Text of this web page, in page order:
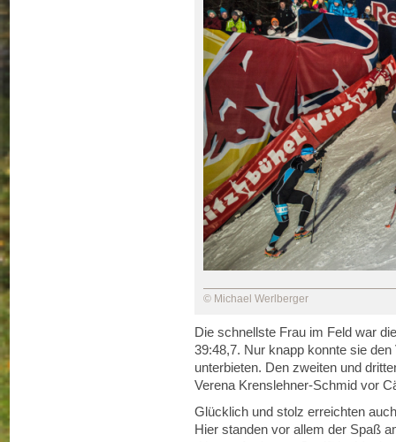
© Michael Werlberger
Die schnellste Frau im Feld war
39:48,7. Nur knapp konnte sie
unterbieten. Den zweiten und
Verena Krenslehner-Schmid vor
Glücklich und stolz erreichten
Hier standen vor allem der Spaß